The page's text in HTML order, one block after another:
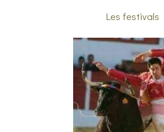
Les festivals